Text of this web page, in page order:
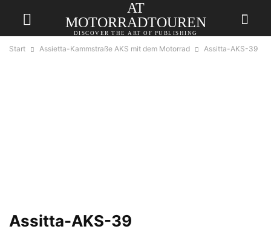
AT
MOTORRADTOUREN
DISCOVER THE ART OF PUBLISHING
Start Assietta-Kammstraße AKS mit dem Motorrad Assitta-AKS-39
Assitta-AKS-39